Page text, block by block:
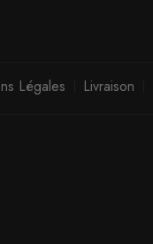
Légales Livraison